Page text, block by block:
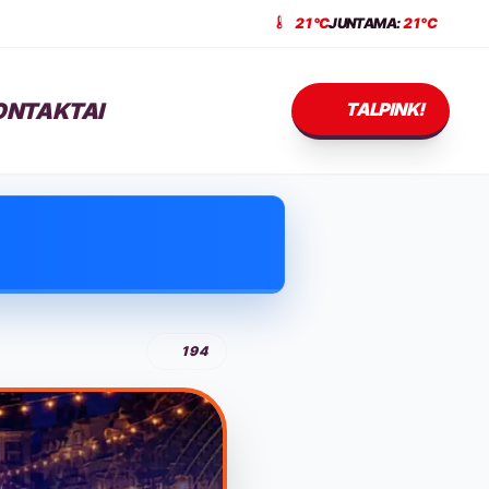
21°CJUNTAMA:21°C
TALPINK!
194